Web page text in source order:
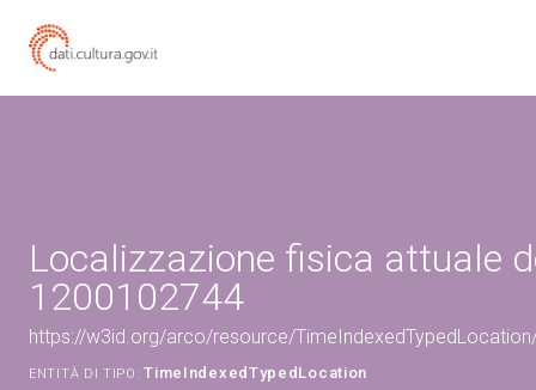
Localizzazione fisica attuale
1200102744
https://w3id.org/arco/resource/
ENTITÀ DI TIPO: TimeIndexedTypedLocation